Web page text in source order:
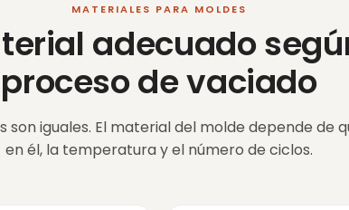
MATERIALES PARA MOLDES
adecuado
proceso de vaciado
son iguales. El material del molde depende de
en él, la temperatura y el número de ciclos.